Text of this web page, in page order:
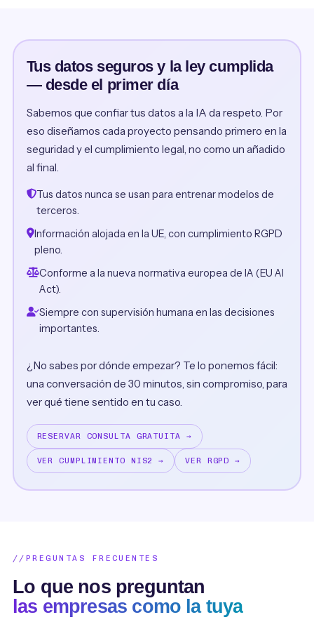
Tus datos seguros y la ley cumplida
— desde el primer día
Sabemos que confiar tus datos a la IA da respeto. Por
eso diseñamos cada proyecto pensando primero en la
seguridad y el cumplimiento legal, no como un añadido
al final.
Tus datos nunca se usan para entrenar modelos de
terceros.
Información alojada en la UE, con cumplimiento RGPD
pleno.
Conforme a la nueva normativa europea de IA (EU AI
Act).
Siempre con supervisión humana en las decisiones
importantes.
¿No sabes por dónde empezar? Te lo ponemos fácil:
una conversación de 30 minutos, sin compromiso, para
ver qué tiene sentido en tu caso.
RESERVAR CONSULTA GRATUITA →
VER CUMPLIMIENTO NIS2 → VER RGPD →
PREGUNTAS FRECUENTES
Lo que nos preguntan
las empresas como la tuya